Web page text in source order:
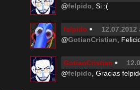
@felpido , Si :(
felpido 12.07.2012
@GotianCristian ,
GotianCristian
@felpido , Gracias